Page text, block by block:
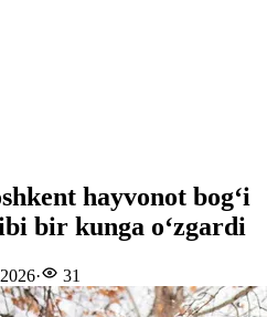
hayvonot bog‘i
bir kunga oʻzgardi
· 31